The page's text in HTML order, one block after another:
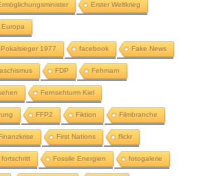
Erster Weltkrieg
Europa
1977 facebook Fake News
FDP Fehmarn
Fernsehturm Kiel
FFP2 Fiktion Filmbranche
Finanzkrise First Nations flickr
fortschritt Fossile Energien fotogalerie